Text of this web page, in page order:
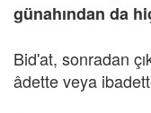
günahından da
Bid'at, sonradan
âdette veya